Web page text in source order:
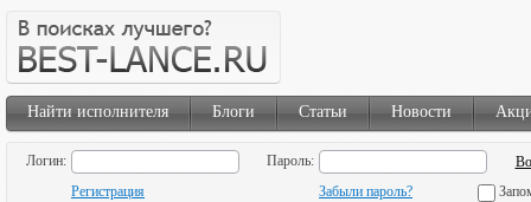
Найти исполнителя Блоги Статьи Новости
Логин:
Пароль:
Регистрация
Забыли пароль?